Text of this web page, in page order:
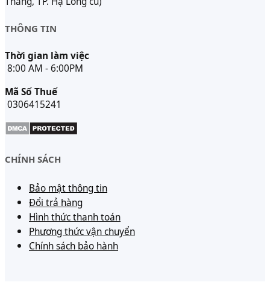
THÔNG TIN
Thời gian làm việc
8:00 AM - 6:00PM
Mã Số Thuế
0306415241
CHÍNH SÁCH
Bảo mật thông tin
Đổi trả hàng
Hình thức thanh toán
Phương thức vận chuyển
Chính sách bảo hành